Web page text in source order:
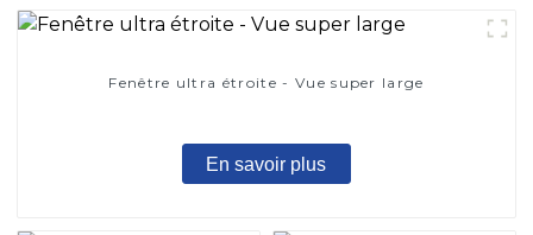
Fenêtre ultra étroite - Vue super large
En savoir plus